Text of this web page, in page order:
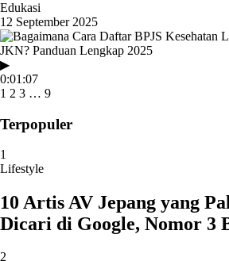
Edukasi
12 September 2025
▶
0:01:07
1 2 3 … 9
Terpopuler
1
Lifestyle
10 Artis AV Jepang yang
Dicari di Google, Nomor 3
2